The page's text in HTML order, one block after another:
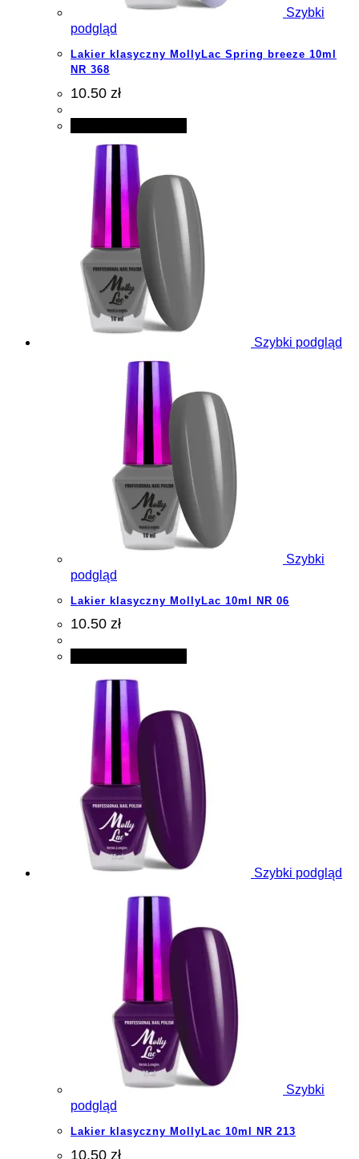
Szybki
podgląd
Lakier klasyczny MollyLac Spring breeze 10ml
NR 368
10.50 zł
Szybki podgląd
Szybki
podgląd
Lakier klasyczny MollyLac 10ml NR 06
10.50 zł
Szybki podgląd
Szybki
podgląd
Lakier klasyczny MollyLac 10ml NR 213
10.50 zł